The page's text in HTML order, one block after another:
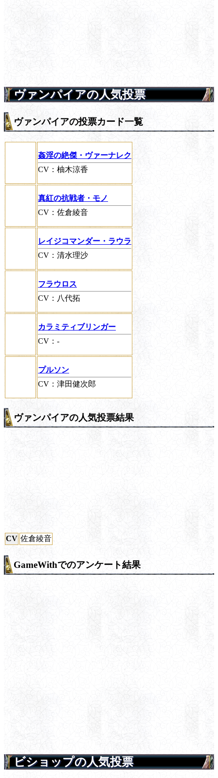
ヴァンパイアの人気投票
ヴァンパイアの投票カード一覧
姦淫の絶傑・ヴァーナレク
CV：柚木涼香
真紅の抗戦者・モノ
CV：佐倉綾音
レイジコマンダー・ラウラ
CV：清水理沙
フラウロス
CV：八代拓
カラミティブリンガー
CV：-
プルソン
CV：津田健次郎
ヴァンパイアの人気投票結果
CV 佐倉綾音
GameWithでのアンケート結果
ビショップの人気投票